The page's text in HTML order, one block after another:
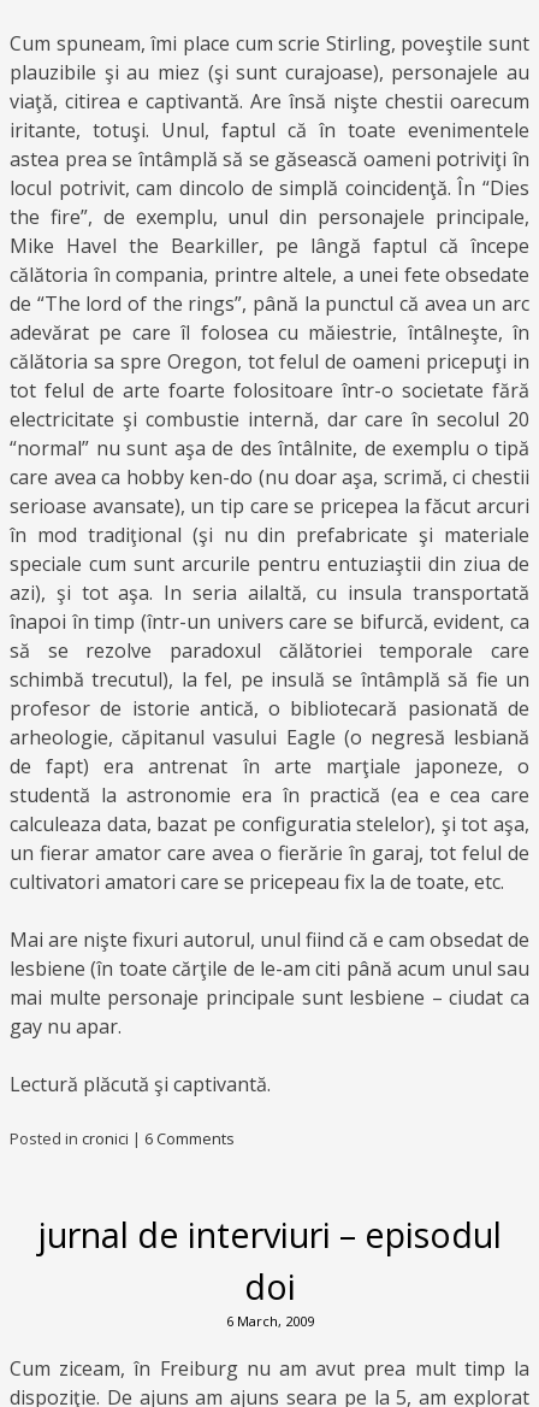
Cum spuneam, îmi place cum scrie Stirling, poveştile sunt
plauzibile şi au miez (şi sunt curajoase), personajele au
viaţă, citirea e captivantă. Are însă nişte chestii oarecum
iritante, totuşi. Unul, faptul că în toate evenimentele
astea prea se întâmplă să se găsească oameni potriviţi în
locul potrivit, cam dincolo de simplă coincidenţă. În “Dies
the fire”, de exemplu, unul din personajele principale,
Mike Havel the Bearkiller, pe lângă faptul că începe
călătoria în compania, printre altele, a unei fete obsedate
de “The lord of the rings”, până la punctul că avea un arc
adevărat pe care îl folosea cu măiestrie, întâlneşte, în
călătoria sa spre Oregon, tot felul de oameni pricepuţi in
tot felul de arte foarte folositoare într-o societate fără
electricitate şi combustie internă, dar care în secolul 20
“normal” nu sunt aşa de des întâlnite, de exemplu o tipă
care avea ca hobby ken-do (nu doar aşa, scrimă, ci chestii
serioase avansate), un tip care se pricepea la făcut arcuri
în mod tradiţional (şi nu din prefabricate şi materiale
speciale cum sunt arcurile pentru entuziaştii din ziua de
azi), şi tot aşa. In seria ailaltă, cu insula transportată
înapoi în timp (într-un univers care se bifurcă, evident, ca
să se rezolve paradoxul călătoriei temporale care
schimbă trecutul), la fel, pe insulă se întâmplă să fie un
profesor de istorie antică, o bibliotecară pasionată de
arheologie, căpitanul vasului Eagle (o negresă lesbiană
de fapt) era antrenat în arte marţiale japoneze, o
studentă la astronomie era în practică (ea e cea care
calculeaza data, bazat pe configuratia stelelor), şi tot aşa,
un fierar amator care avea o fierărie în garaj, tot felul de
cultivatori amatori care se pricepeau fix la de toate, etc.
Mai are nişte fixuri autorul, unul fiind că e cam obsedat de
lesbiene (în toate cărţile de le-am citi până acum unul sau
mai multe personaje principale sunt lesbiene – ciudat ca
gay nu apar.
Lectură plăcută şi captivantă.
Posted in cronici | 6 Comments
jurnal de interviuri – episodul
doi
6 March, 2009
Cum ziceam, în Freiburg nu am avut prea mult timp la
dispoziţie. De ajuns am ajuns seara pe la 5, am explorat